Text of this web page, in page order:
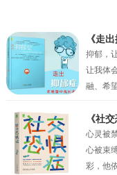
《走
抑郁，
让我体
融、希
未来，
中坚持
一点一
看到了
《社
心灵被
心被束
彩，他